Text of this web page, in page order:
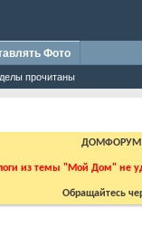
прочитаны
Фото
ДОМФОРУМ
из темы "Мой Дом" не
Обращайтесь